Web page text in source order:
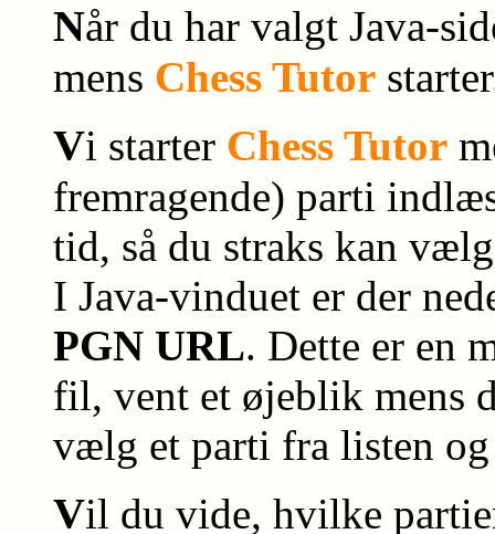
Når du har valgt Java-
mens Chess Tutor
Vi starter Chess Tutor
fremragende) parti
tid, så du straks kan
I Java-vinduet er der
PGN URL. Dette er en
fil, vent et øjeblik mens
vælg et parti fra listen
Vil du vide, hvilke